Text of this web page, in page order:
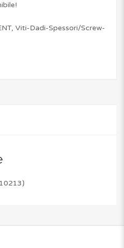
,Viti-Dadi-Spessori/Screw-